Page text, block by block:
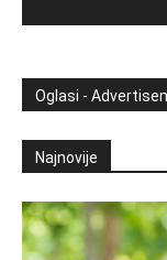
Oglasi -
Najnovije